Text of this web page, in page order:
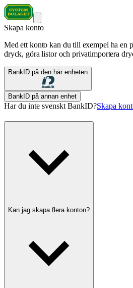
Skapa konto
Med ett konto kan du till exempel ha en
dryck, göra listor och privatimportera
BankID på den här enheten
BankID på annan enhet
Har du inte svenskt BankID?Skapa
Kan jag skapa flera konton?